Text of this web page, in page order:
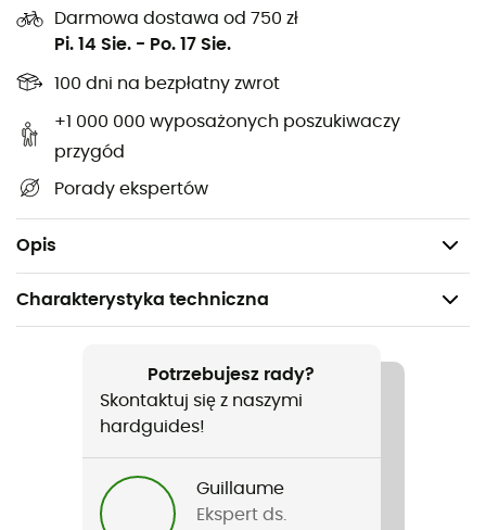
Darmowa dostawa od 750 zł
Pi. 14 Sie. - Po. 17 Sie.
100 dni na bezpłatny zwrot
+1 000 000 wyposażonych poszukiwaczy
przygód
Porady ekspertów
Opis
Charakterystyka techniczna
Nazwa produktu
Potrzebujesz rady?
Skontaktuj się z naszymi
hardguides!
Guillaume
Ekspert ds.